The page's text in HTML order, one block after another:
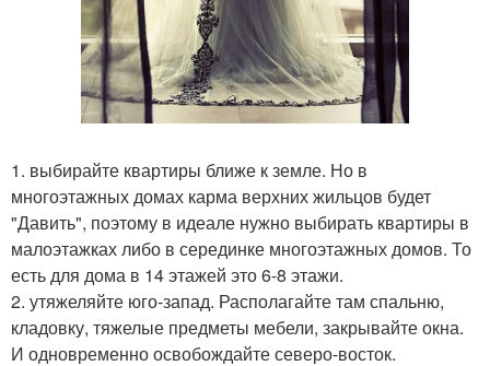
1. выбирайте квартиры ближе к земле. Но в
многоэтажных домах карма верхних жильцов будет
"Давить", поэтому в идеале нужно выбирать квартиры в
малоэтажках либо в серединке многоэтажных домов. То
есть для дома в 14 этажей это 6-8 этажи.
2. утяжеляйте юго-запад. Располагайте там спальню,
кладовку, тяжелые предметы мебели, закрывайте окна.
И одновременно освобождайте северо-восток.